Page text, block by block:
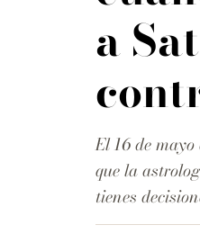
a
El 16 de
que la
tienes